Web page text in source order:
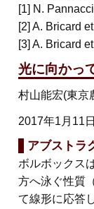
[1] N.
[2] A. Bricard
[3] A. Bricard
光に向かっ
村山能宏(東京
2017年1月11
アブストラ
ボルボックス
方へ泳ぐ性質
て線形に応答